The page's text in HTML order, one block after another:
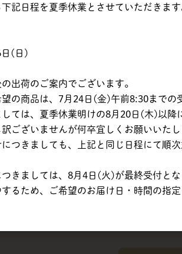
【直納】正栄食品工業【法人のみ対応】
1kg×6
軽減税率対象
記日程を夏季休業とさせていただきます
日(日)
出荷のご案内でございます。
の商品は、7月24日(金)午前8:30までの
ては、夏季休業明けの8月20日(木)以降
ございませんが何卒宜しくお願いいたし
つきましても、上記と同じ日程にて順
きましては、8月4日(火)が最終受付とな
るため、ご希望のお届け日・時間の指